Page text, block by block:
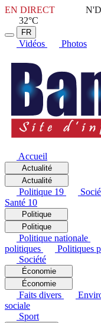
EN DIRECT
32°C
FR
Vidéos Photos
Accueil
Actualité
Actualité
Politique 19
Santé 10
Politique
Politique
Politique nationale
politiques
Politiques
Société
Économie
Économie
Faits divers
sociale
Sport